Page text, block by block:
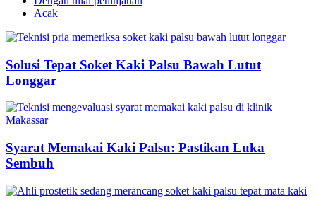
Acak
Solusi Tepat Soket Kaki Palsu Bawah Lutut
Longgar
Syarat Memakai Kaki Palsu: Pastikan Luka
Sembuh